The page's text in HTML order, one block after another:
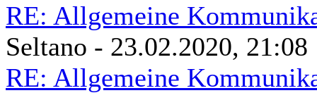
RE: Allgemeine
Seltano - 23.02.2020, 21:08
RE: Allgemeine